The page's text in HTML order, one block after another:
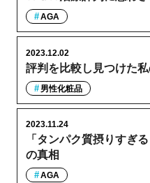
AGA
評判を比較し見つけた
2023.12.02
男性化粧品
「タンパク質摂りすぎ
の真相
2023.11.24
AGA